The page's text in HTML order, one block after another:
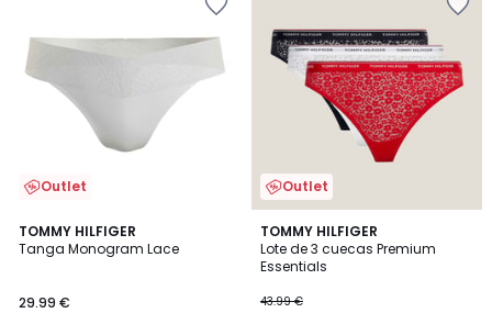
desconto
aplicado.
Outlet
TOMMY HILFIGER
Tanga Monogram Lace
29.99 €
Outlet
TOMMY HILFIGER
Lote de 3 cuecas Premium
Essentials
43.99 €
5
/
5